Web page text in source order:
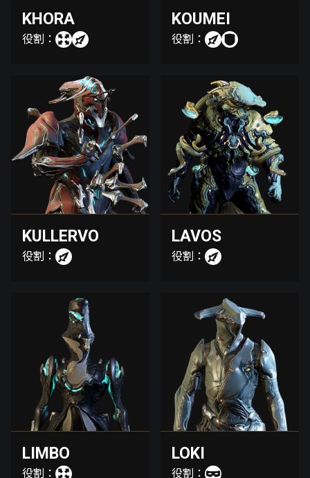
KHORA
役割：
KOUMEI
役割：
KULLERVO
役割：
LAVOS
役割：
LIMBO
役割：
LOKI
役割：